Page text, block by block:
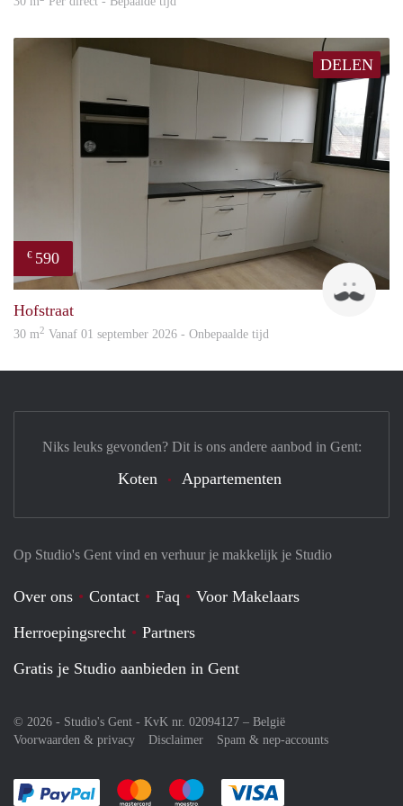
DELEN
€ 590
Hofstraat
30 m2 Vanaf 01 september 2026 - Onbepaalde tijd
Op Studio's Gent vind en verhuur je makkelijk je Studio
Over ons Contact Faq
Voor Makelaars
Herroepingsrecht
Partners
Gratis je Studio aanbieden in Gent
© 2026 - Studio's Gent - KvK nr. 02094127 – België
Voorwaarden & privacy
Disclaimer Spam & nep-accounts
Je rekent gemakkelijk af met Paypal
Je rekent gemakkelijk af met Mastercard
Je rekent gemakkelijk af met Meastro
Niks leuks gevonden? Dit is ons andere aanbod in Gent:
Koten Appartementen